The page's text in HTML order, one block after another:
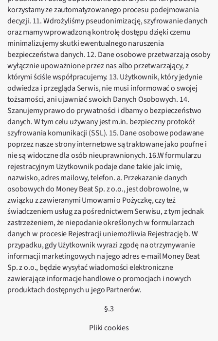
korzystamy ze zautomatyzowanego procesu podejmowania
decyzji. 11. Wdrożyliśmy pseudonimizację, szyfrowanie danych
oraz mamy wprowadzoną kontrolę dostępu dzięki czemu
minimalizujemy skutki ewentualnego naruszenia
bezpieczeństwa danych. 12. Dane osobowe przetwarzają osoby
wyłącznie upoważnione przez nas albo przetwarzający, z
którymi ściśle współpracujemy. 13. Użytkownik, który jedynie
odwiedza i przegląda Serwis, nie musi informować o swojej
tożsamości, ani ujawniać swoich Danych Osobowych. 14.
Szanujemy prawo do prywatności i dbamy o bezpieczeństwo
danych. W tym celu używany jest m.in. bezpieczny protokół
szyfrowania komunikacji (SSL). 15. Dane osobowe podawane
poprzez nasze strony internetowe są traktowane jako poufne i
nie są widoczne dla osób nieuprawnionych. 16.W formularzu
rejestracyjnym Użytkownik podaje dane takie jak: imię,
nazwisko, adres mailowy, telefon. a. Przekazanie danych
osobowych do Money Beat Sp. z o.o., jest dobrowolne, w
związku z zawieranymi Umowami o Pożyczkę, czy też
świadczeniem usług za pośrednictwem Serwisu, z tym jednak
zastrzeżeniem, że niepodanie określonych w formularzach
danych w procesie Rejestracji uniemożliwia Rejestrację b. W
przypadku, gdy Użytkownik wyrazi zgodę na otrzymywanie
informacji marketingowych na jego adres e-mail Money Beat
Sp. z o.o., będzie wysyłać wiadomości elektroniczne
zawierające informacje handlowe o promocjach i nowych
produktach dostępnych u jego Partnerów.
§.3
Pliki cookies